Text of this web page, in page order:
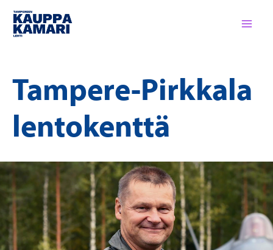
Siirry
sisältöön
Tampere-Pirkkala
lentokenttä